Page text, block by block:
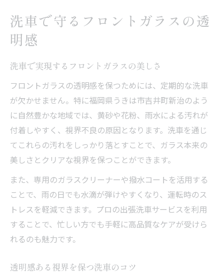
視界確保に役立つ洗車の正しい手順
洗車で得られるフロントガラスの透明度
洗車で夜間も安心のクリアな視界へ
洗車の頻度とフロントガラスの美しさ
うきは市吉井町新治で快適な洗車を実践
洗車が日常に溶け込む快適なカーライフ
地元で実践できる洗車のポイント解説
洗車方法の工夫で吉井町新治の暮らし向上
快適な洗車環境を整えるためのヒント
洗車サービス選びで得られる安心感
リフォーム時にも役立つ洗車術のポイント
リフォーム中でも使える洗車テクニック
洗車で施工後の愛車を美しく保つ方法
洗車術がリフォーム後の快適さに直結
洗車で守るフロントガラスの透
明感
洗車で実現するフロントガラスの美しさ
フロントガラスの透明感を保つためには、定期的な洗車
が欠かせません。特に福岡県うきは市吉井町新治のよう
に自然豊かな地域では、黄砂や花粉、雨水による汚れが
付着しやすく、視界不良の原因となります。洗車を通じ
てこれらの汚れをしっかり落とすことで、ガラス本来の
美しさとクリアな視界を保つことができます。
また、専用のガラスクリーナーや撥水コートを活用する
ことで、雨の日でも水滴が弾けやすくなり、運転時のス
トレスを軽減できます。プロの出張洗車サービスを利用
することで、忙しい方でも手軽に高品質なケアが受けら
れるのも魅力です。
透明感ある視界を保つ洗車のコツ